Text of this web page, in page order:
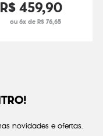
R$459,90
ou 6x de R$ 76,65
novidades e ofertas.